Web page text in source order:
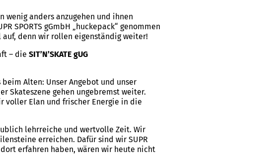
anders anzugehen und ihnen
SPORTS gGmbH „huckepack“ genommen
denn wir rollen eigenständig weiter!
– die SIT’N’SKATE gUG
Alten: Unser Angebot und unser
Skateszene gehen ungebremst weiter.
voller Elan und frischer Energie in die
lehrreiche und wertvolle Zeit. Wir
erreichen. Dafür sind wir SUPR
erfahren haben, wären wir heute nicht